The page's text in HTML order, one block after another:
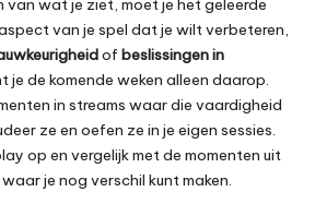
van wat je ziet, moet je het geleerde
van je spel dat je wilt verbeteren,
of beslissingen in
je de komende weken alleen daarop.
in streams waar die vaardigheid
ze en oefen ze in je eigen sessies.
op en vergelijk met de momenten uit
je nog verschil kunt maken.